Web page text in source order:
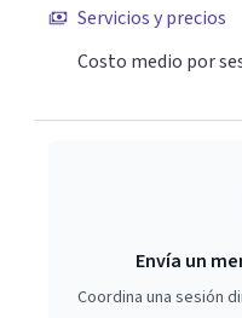
Servicios y precios
Costo medio por
Envía un
Coordina una sesión